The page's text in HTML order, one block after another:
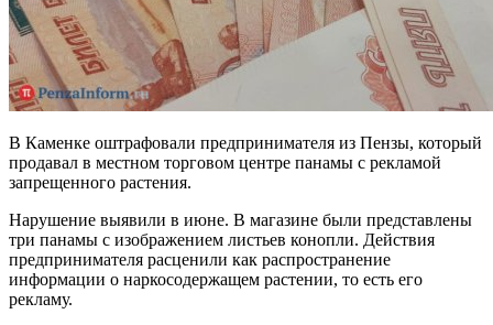
В Каменке оштрафовали предпринимателя из Пензы, который
продавал в местном торговом центре панамы с рекламой
запрещенного растения.
Нарушение выявили в июне. В магазине были представлены
три панамы с изображением листьев конопли. Действия
предпринимателя расценили как распространение
информации о наркосодержащем растении, то есть его
рекламу.